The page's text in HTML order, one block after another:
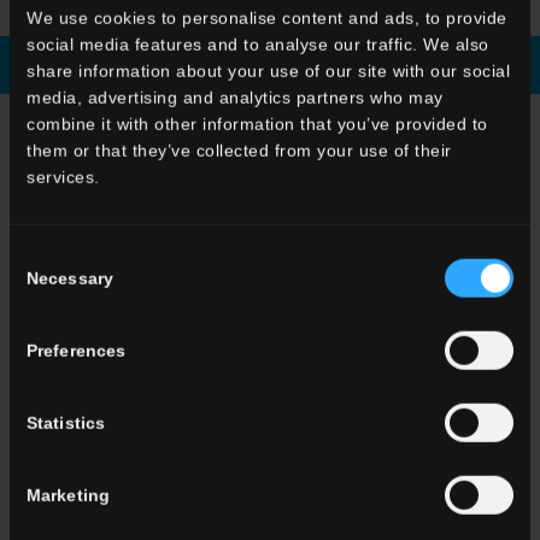
We use cookies to personalise content and ads, to provide
social media features and to analyse our traffic. We also
share information about your use of our site with our social
media, advertising and analytics partners who may
combine it with other information that you’ve provided to
them or that they’ve collected from your use of their
services.
Selection
Necessary
Preferences
Statistics
Marketing
Broschüre Runterladen Fordern sie informationen
WÄHLEN SIE EINE SERIE AUS